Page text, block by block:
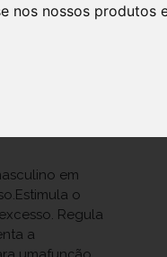
nos nossos produtos
em
o
Regula
a